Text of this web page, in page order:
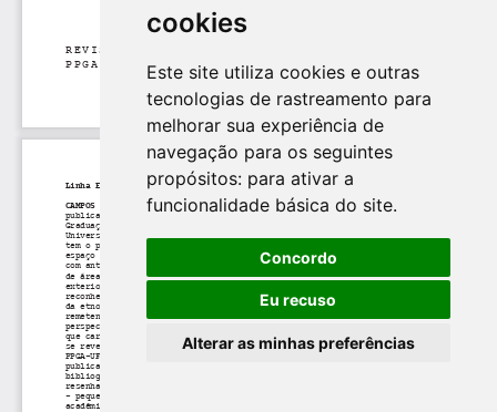
cookies
Este site utiliza cookies e outras
tecnologias de rastreamento para
melhorar sua experiência de
navegação para os seguintes
propósitos: para ativar a
funcionalidade básica do site.
Concordo
Eu recuso
Alterar as minhas preferências